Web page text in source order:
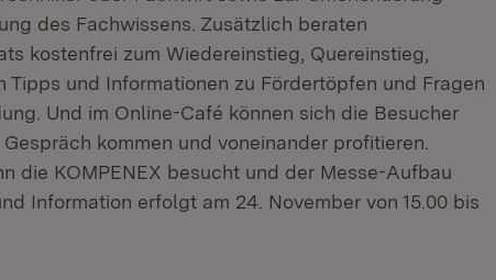
des Fachwissens. Zusätzlich beraten
kostenfrei zum Wiedereinstieg, Quereinstieg,
und Informationen zu Fördertöpfen und Fragen
Und im Online-Café können sich die Besucher
kommen und voneinander profitieren.
die KOMPENEX besucht und der Messe-Aufbau
Information erfolgt am 24. November von 15.00 bis